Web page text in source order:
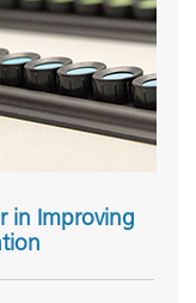
in Improving